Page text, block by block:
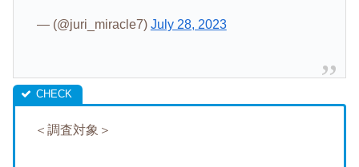
— (@juri_miracle7) July 28, 2023
＜調査対象＞